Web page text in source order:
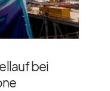
bei